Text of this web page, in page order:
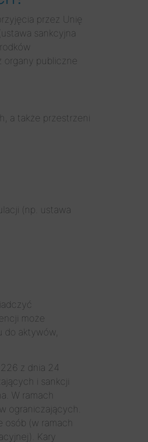
przez Unię
sankcyjna
organy publiczne
a także przestrzeni
(np. ustawa
może
do aktywów,
z dnia 24
i sankcji
W ramach
ograniczających.
osób (w ramach
Kary